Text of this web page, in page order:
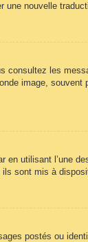
nouvelle
les
image,
utilisant l’une
sont mis à
postés ou